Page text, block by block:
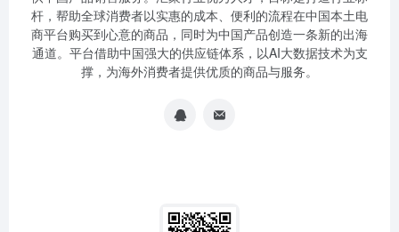
杆，帮助全球消费者以实惠的成本、便利的流程在中国本土电
商平台购买到心意的商品，同时为中国产品创造一条新的出海
通道。平台借助中国强大的供应链体系，以AI大数据技术为支
撑，为海外消费者提供优质的商品与服务。